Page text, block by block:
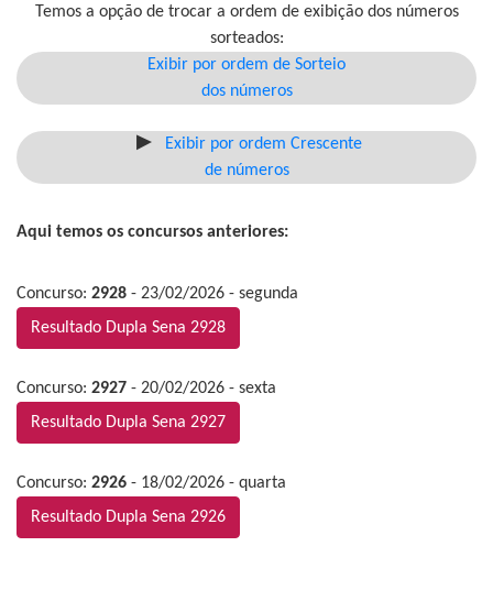
Temos a opção de trocar a ordem de exibição dos números
sorteados:
Exibir por ordem de Sorteio
dos números
Exibir por ordem Crescente
de números
Aqui temos os concursos anteriores:
Concurso: 2928 - 23/02/2026 - segunda
Resultado Dupla Sena 2928
Concurso: 2927 - 20/02/2026 - sexta
Resultado Dupla Sena 2927
Concurso: 2926 - 18/02/2026 - quarta
Resultado Dupla Sena 2926